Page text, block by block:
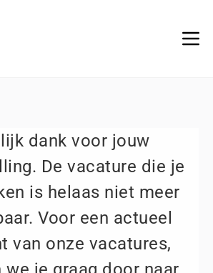
dank voor jouw
De vacature die je
is helaas niet meer
Voor een actueel
van onze vacatures,